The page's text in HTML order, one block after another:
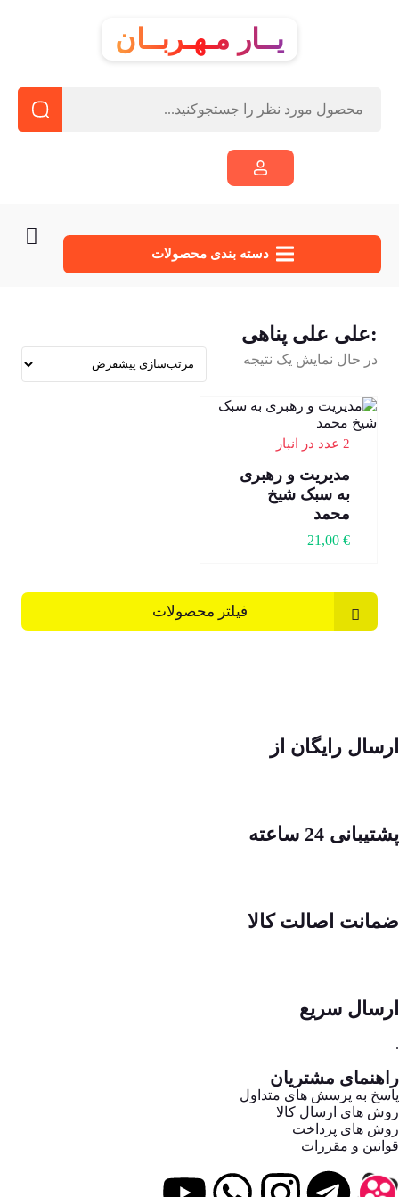
یــار مـهـربــان
دسته‌ بندی محصولات
:علی علی پناهی
در حال نمایش یک نتیجه
2 عدد در انبار
مدیریت و رهبری
به سبک شیخ
محمد
21,00 €
فیلتر محصولات
ارسال رایگان از
پشتیبانی 24 ساعته
ضمانت اصالت کالا
ارسال سریع
.
راهنمای مشتریان
پاسخ به پرسش های متداول
روش های ارسال کالا
روش های پرداخت
قوانین و مقررات